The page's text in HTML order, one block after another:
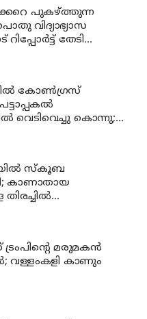
പുകഴ്ത്തുന്ന
വിദ്യാഭ്യാസ
തേടി
കോണ്‍ഗ്രസ്
വെടിവെച്ചു കൊന്നു;
സ്‌കൂബ
കാണാതായ
മരുമകന്‍
വള്ളംകളി കാണും